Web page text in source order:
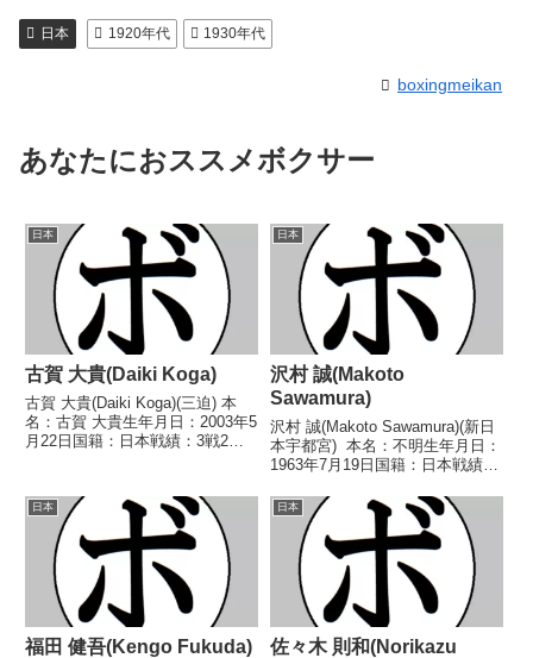
日本 1920年代 1930年代
boxingmeikan
あなたにおススメボクサー
日本
古賀 大貴(Daiki Koga)
古賀 大貴(Daiki Koga)(三迫) 本
名：古賀 大貴生年月日：2003年5
月22日国籍：日本戦績：3戦2勝
○1RTKO 山中 翔(橋
口)2024/12/10 ○4R...
日本
沢村 誠(Makoto
Sawamura)
沢村 誠(Makoto Sawamura)(新日
本宇都宮) 本名：不明生年月日：
1963年7月19日国籍：日本戦績：
イトル】なし 【戦歴】
1982/12/14 ○2RKO 松本 明史
(小島工芸)...
日本
福田 健吾(Kengo Fukuda)
日本
佐々木 則和(Norikazu